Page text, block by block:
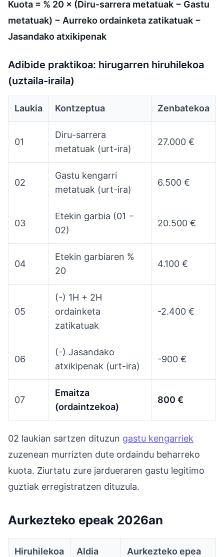
Kuota = % 20 × (Diru-sarrera metatuak − Gastu
metatuak) − Aurreko ordainketa zatikatuak −
Jasandako atxikipenak
Adibide praktikoa: hirugarren hiruhilekoa
(uztaila-iraila)
Laukia Kontzeptua Zenbatekoa
01
Diru-sarrera
metatuak (urt-ira)
27.000 €
02
Gastu kengarri
metatuak (urt-ira)
6.500 €
03
Etekin garbia (01 −
02)
20.500 €
04
Etekin garbiaren %
20
4.100 €
05
(-) 1H + 2H
ordainketa
zatikatuak
-2.400 €
06
(-) Jasandako
atxikipenak (urt-ira)
-900 €
07
Emaitza
(ordaintzekoa)
800 €
02 laukian sartzen dituzun gastu kengarriek
zuzenean murrizten dute ordaindu beharreko
kuota. Ziurtatu zure jardueraren gastu legitimo
guztiak erregistratzen dituzula.
Aurkezteko epeak 2026an
Hiruhilekoa Aldia Aurkezteko epea